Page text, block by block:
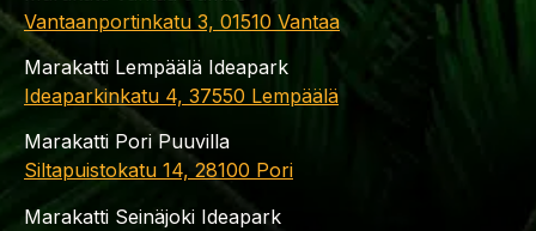
Vantaanportinkatu 3, 01510 Vantaa
Marakatti Lempäälä Ideapark
Ideaparkinkatu 4, 37550 Lempäälä
Marakatti Pori Puuvilla
Siltapuistokatu 14, 28100 Pori
Marakatti Seinäjoki Ideapark